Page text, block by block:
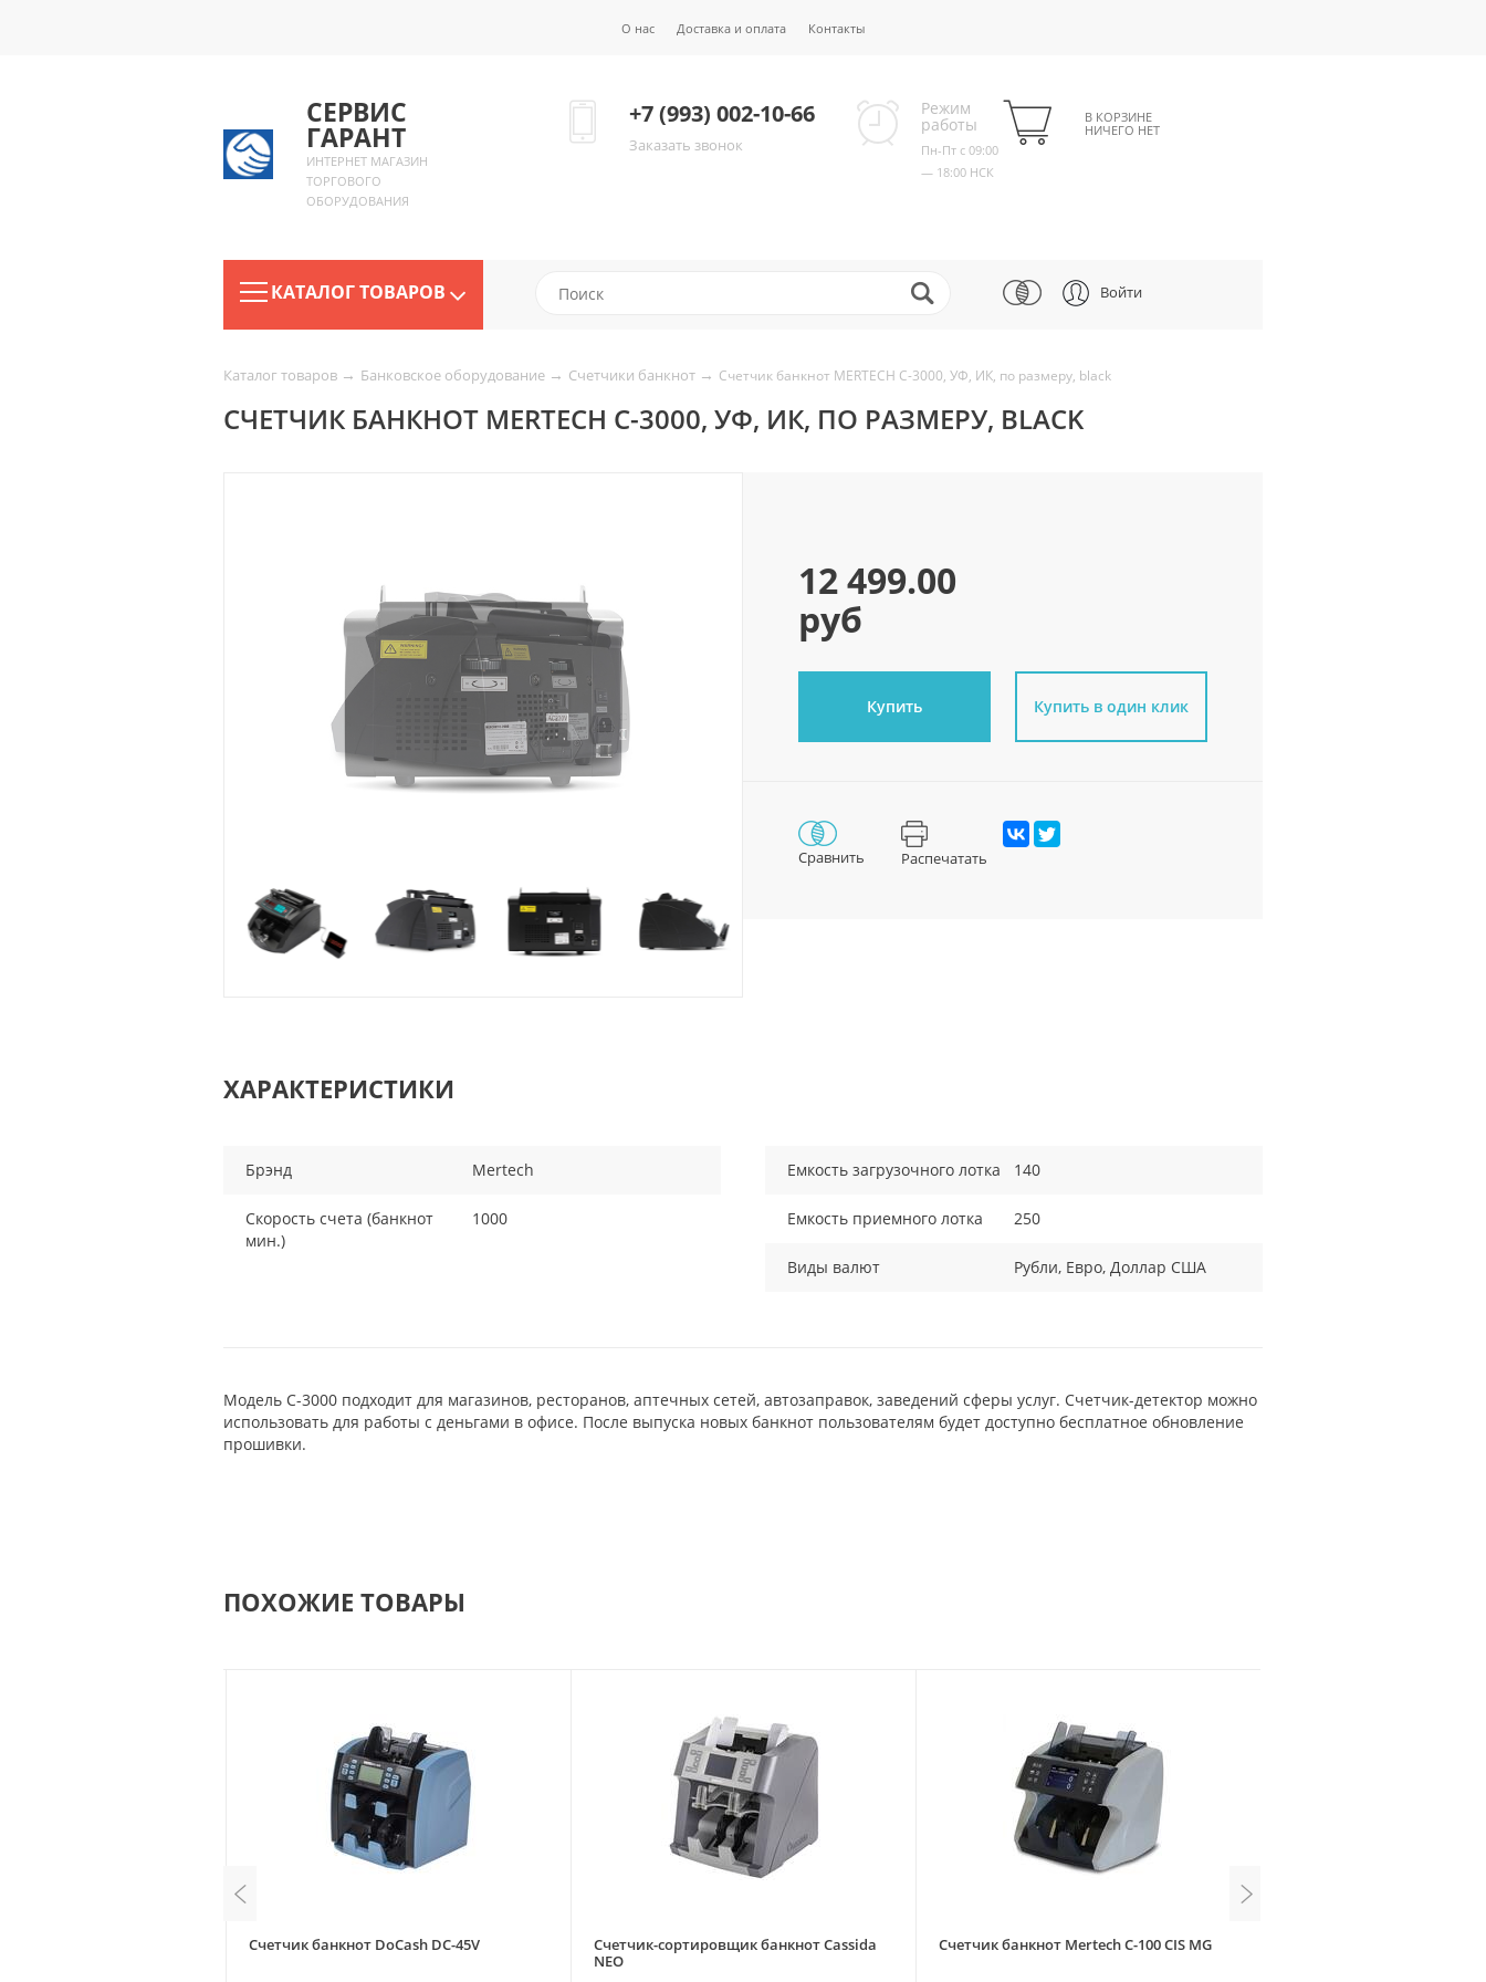
О нас Доставка и оплата Контакты
СЕРВИС
ГАРАНТ
ИНТЕРНЕТ МАГАЗИН
ТОРГОВОГО
ОБОРУДОВАНИЯ
+7 (993) 002-10-66
Заказать звонок
Режим
работы
Пн-Пт с 09:00
— 18:00 НСК
В КОРЗИНЕ
НИЧЕГО НЕТ
КАТАЛОГ ТОВАРОВ Войти
Каталог товаров → Банковское оборудование → Счетчики банкнот → Счетчик банкнот MERTECH C-3000, УФ, ИК, по размеру, black
СЧЕТЧИК БАНКНОТ MERTECH C-3000, УФ, ИК, ПО РАЗМЕРУ, BLACK
12 499.00
руб
Купить Купить в один клик
Сравнить Распечатать
ХАРАКТЕРИСТИКИ
Брэнд Mertech
Скорость счета (банкнот
мин.)
1000
Емкость загрузочного лотка 140
Емкость приемного лотка 250
Виды валют Рубли, Евро, Доллар США
Модель C-3000 подходит для магазинов, ресторанов, аптечных сетей, автозаправок, заведений сферы услуг. Счетчик-детектор можно
использовать для работы с деньгами в офисе. После выпуска новых банкнот пользователям будет доступно бесплатное обновление
прошивки.
ПОХОЖИЕ ТОВАРЫ
Счетчик банкнот DoCash DC-45V
Счетчик-сортировщик банкнот Cassida
NEO
Счетчик банкнот Mertech C-100 CIS MG